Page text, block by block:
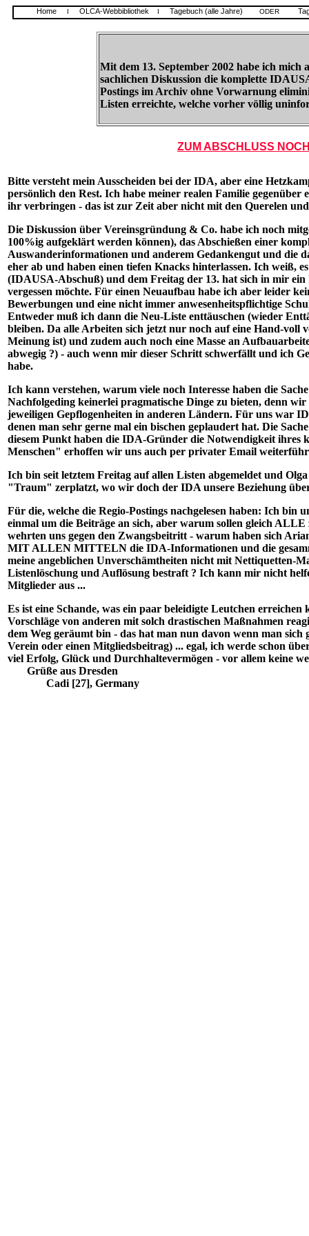
Home I OLCA-Webbibliothek I Tagebuch (alle Jahre) ODER
Mit dem 13. September 2002 habe ich mich
sachlichen Diskussion die komplette
Postings im Archiv ohne Vorwarnung
Listen erreichte, welche vorher völlig
ZUM ABSCHLUSS
Bitte versteht mein Ausscheiden bei der IDA, aber eine
persönlich den Rest. Ich habe meiner realen Familie
ihr verbringen - das ist zur Zeit aber nicht mit den Querelen
Die Diskussion über Vereinsgründung & Co. habe ich noch
100%ig aufgeklärt werden können), das Abschießen einer
Auswanderinformationen und anderem Gedankengut und die
eher ab und haben einen tiefen Knacks hinterlassen. Ich weiß,
(IDAUSA-Abschuß) und dem Freitag der 13. hat sich in mir
vergessen möchte. Für einen Neuaufbau habe ich aber leider
Bewerbungen und eine nicht immer anwesenheitspflichtige
Entweder muß ich dann die Neu-Liste enttäuschen (wieder
bleiben. Da alle Arbeiten sich jetzt nur noch auf eine Hand-voll
Meinung ist) und zudem auch noch eine Masse an
abwegig ?) - auch wenn mir dieser Schritt schwerfällt und ich
habe.
Ich kann verstehen, warum viele noch Interesse haben die
Nachfolgeding keinerlei pragmatische Dinge zu bieten, denn
jeweiligen Gepflogenheiten in anderen Ländern. Für uns war
denen man sehr gerne mal ein bischen geplaudert hat. Die
diesem Punkt haben die IDA-Gründer die Notwendigkeit
Menschen" erhoffen wir uns auch per privater Email
Ich bin seit letztem Freitag auf allen Listen abgemeldet und
"Traum" zerplatzt, wo wir doch der IDA unsere Beziehung
Für die, welche die Regio-Postings nachgelesen haben: Ich bin
einmal um die Beiträge an sich, aber warum sollen gleich
wehrten uns gegen den Zwangsbeitritt - warum haben sich
MIT ALLEN MITTELN die IDA-Informationen und die
meine angeblichen Unverschämtheiten nicht mit Nettiquetten-
Listenlöschung und Auflösung bestraft ? Ich kann mir nicht
Mitglieder aus ...
Es ist eine Schande, was ein paar beleidigte Leutchen
Vorschläge von anderen mit solch drastischen Maßnahmen
dem Weg geräumt bin - das hat man nun davon wenn man
Verein oder einen Mitgliedsbeitrag) ... egal, ich werde schon
viel Erfolg, Glück und Durchhaltevermögen - vor allem keine
Grüße aus Dresden
Cadi [27], Germany